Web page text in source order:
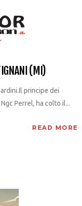
(MI)
principe dei
Perrel, ha colto il...
READ MORE